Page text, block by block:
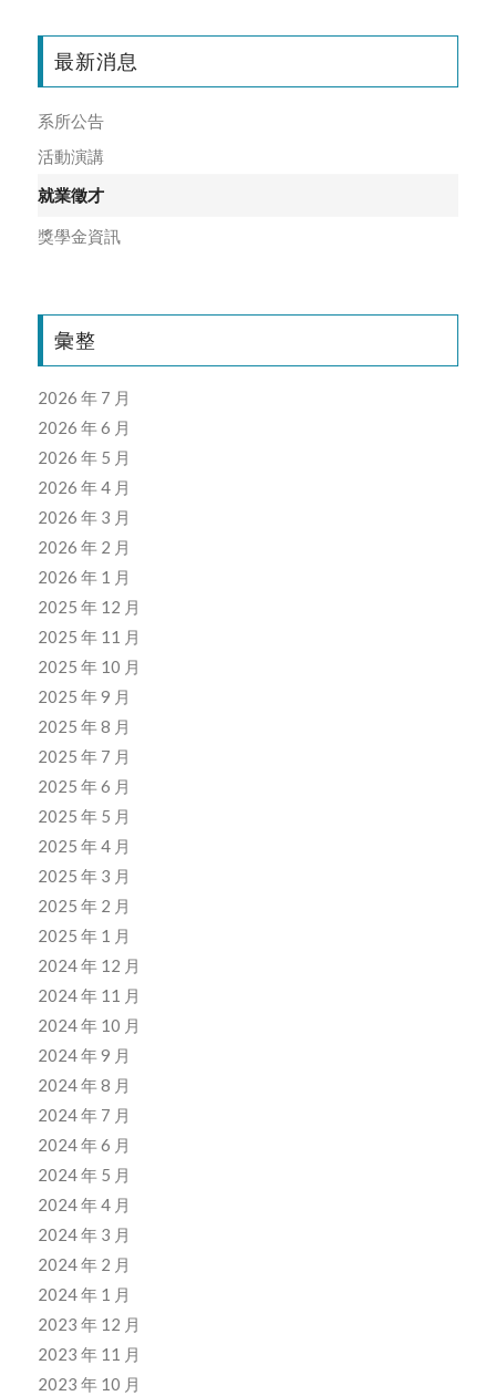
最新消息
系所公告
活動演講
就業徵才
獎學金資訊
彙整
2026 年 7 月
2026 年 6 月
2026 年 5 月
2026 年 4 月
2026 年 3 月
2026 年 2 月
2026 年 1 月
2025 年 12 月
2025 年 11 月
2025 年 10 月
2025 年 9 月
2025 年 8 月
2025 年 7 月
2025 年 6 月
2025 年 5 月
2025 年 4 月
2025 年 3 月
2025 年 2 月
2025 年 1 月
2024 年 12 月
2024 年 11 月
2024 年 10 月
2024 年 9 月
2024 年 8 月
2024 年 7 月
2024 年 6 月
2024 年 5 月
2024 年 4 月
2024 年 3 月
2024 年 2 月
2024 年 1 月
2023 年 12 月
2023 年 11 月
2023 年 10 月